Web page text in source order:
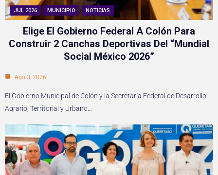
JUL 2026 MUNICIPIO NOTICIAS
Elige El Gobierno Federal A Colón Para
Construir 2 Canchas Deportivas Del “Mundial
Social México 2026”
Ago 3, 2026
El Gobierno Municipal de Colón y la Secretaría Federal de Desarrollo
Agrario, Territorial y Urbano…